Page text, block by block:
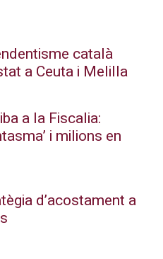
català
a Ceuta i Melilla
a la Fiscalia:
i milions en
d’acostament a